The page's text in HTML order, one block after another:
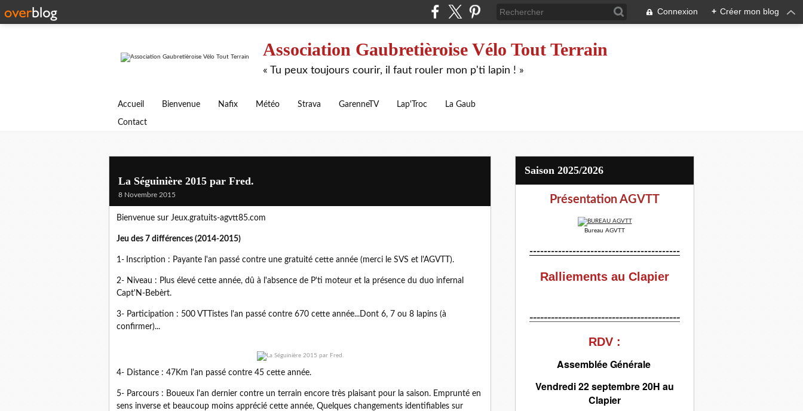
Connexion + Créer mon blog
Association Gaubretièroise Vélo Tout Terrain
« Tu peux toujours courir, il faut rouler mon p'ti lapin ! »
Accueil Bienvenue Nafix Météo Strava GarenneTV Lap'Troc La Gaub
Contact
La Séguinière 2015 par Fred.
8 Novembre 2015
Bienvenue sur Jeux.gratuits-agvtt85.com
Jeu des 7 différences (2014-2015)
1- Inscription : Payante l'an passé contre une gratuité cette année (merci le SVS et l'AGVTT).
2- Niveau : Plus élevé cette année, dû à l'absence de P'ti moteur et la présence du duo infernal
Capt'N-Bebèrt.
3- Participation : 500 VTTistes l'an passé contre 670 cette année...Dont 6, 7 ou 8 lapins (à
confirmer)...
4- Distance : 47Km l'an passé contre 45 cette année.
5- Parcours : Boueux l'an dernier contre un terrain encore très plaisant pour la saison. Emprunté en
sens inverse et beaucoup moins apprécié cette année, Quelques changements identifiables sur
Saison 2025/2026
Présentation AGVTT
Bureau AGVTT
------------------------------------------
Ralliements au Clapier
------------------------------------------
RDV :
Assemblée Générale
Vendredi 22 septembre 20H au
Clapier